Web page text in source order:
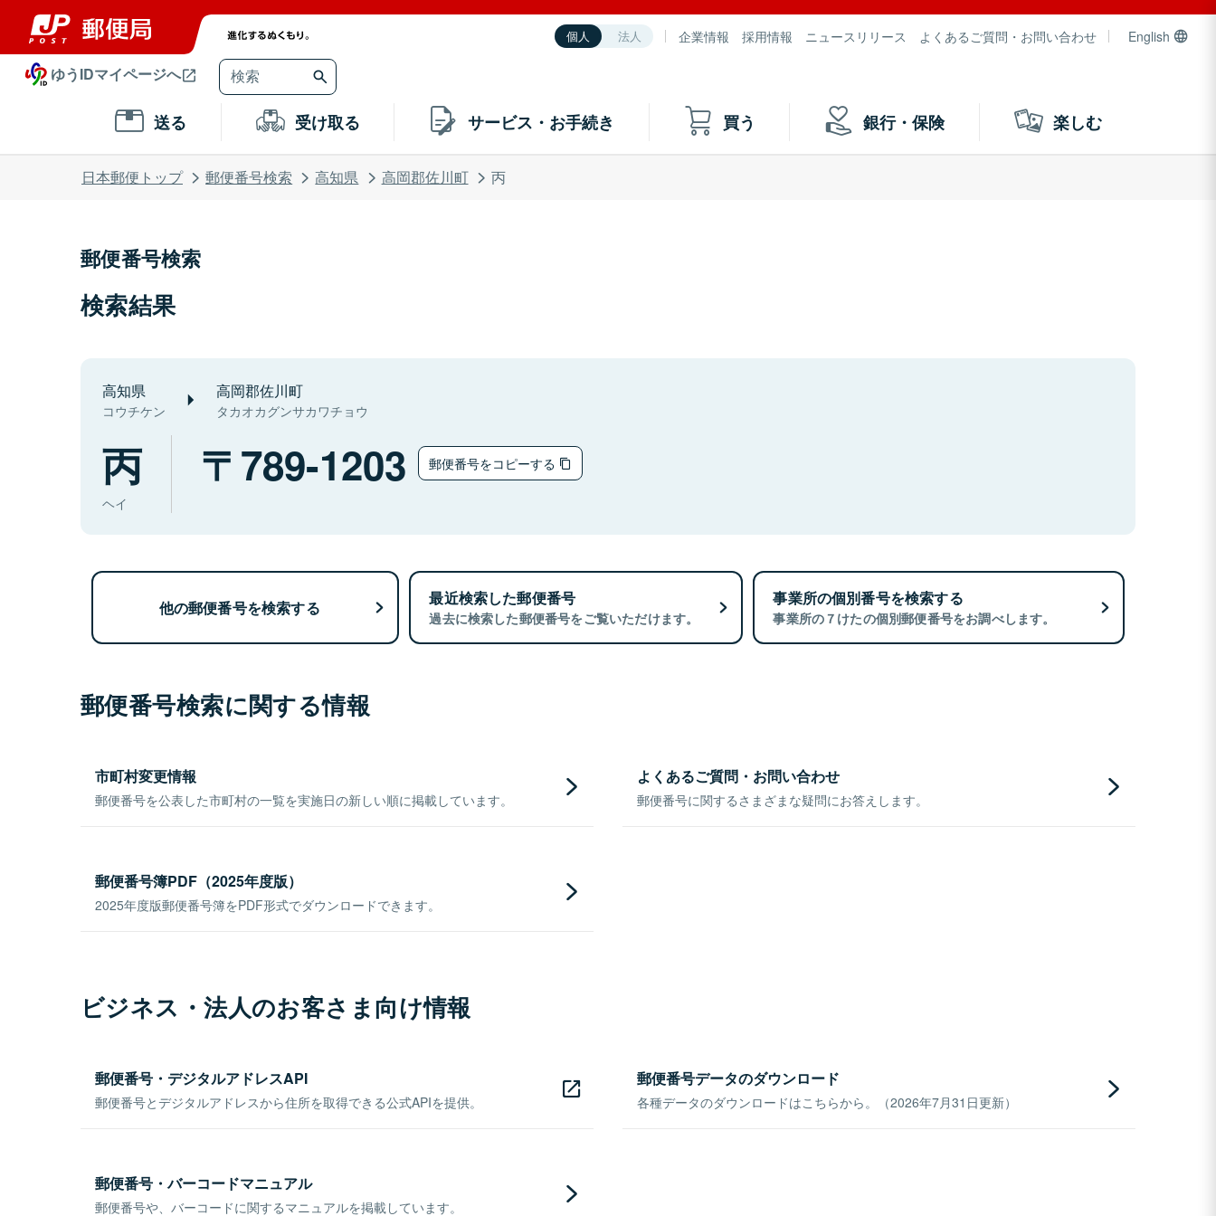
個人 法人 企業情報 採用情報 ニュースリリース よくあるご質問・お問い合わせ English
ゆうIDマイページへ
送る 受け取る サービス・お手続き 買う 銀行・保険 楽しむ
日本郵便トップ 郵便番号検索 高知県 高岡郡佐川町 丙
郵便番号検索
検索結果
高知県
コウチケン
高岡郡佐川町
タカオカグンサカワチョウ
丙
ヘイ
789-1203 郵便番号をコピーする
他の郵便番号を検索する 最近検索した郵便番号
過去に検索した郵便番号をご覧いただけます。
事業所の個別番号を検索する
事業所の７けたの個別郵便番号をお調べします。
郵便番号検索に関する情報
市町村変更情報
郵便番号を公表した市町村の一覧を実施日の新しい順に掲載しています。
よくあるご質問・お問い合わせ
郵便番号に関するさまざまな疑問にお答えします。
郵便番号簿PDF（2025年度版）
2025年度版郵便番号簿をPDF形式でダウンロードできます。
ビジネス・法人のお客さま向け情報
郵便番号・デジタルアドレスAPI
郵便番号とデジタルアドレスから住所を取得できる公式APIを提供。
郵便番号データのダウンロード
各種データのダウンロードはこちらから。（2026年7月31日更新）
郵便番号・バーコードマニュアル
郵便番号や、バーコードに関するマニュアルを掲載しています。